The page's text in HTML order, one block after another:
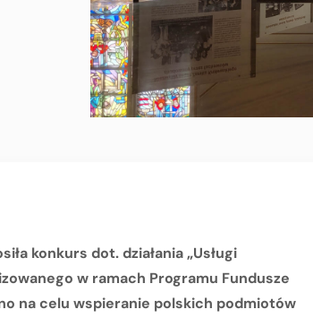
konkurs dot. działania „Usługi
w ramach Programu Fundusze
na celu wspieranie polskich podmiotów